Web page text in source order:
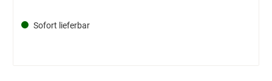
Sofort lieferbar